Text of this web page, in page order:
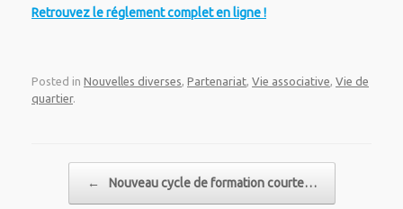
Retrouvez le réglement complet en ligne !
Posted in Nouvelles diverses Partenariat Vie associative Vie de
quartier.
← Nouveau cycle de formation courte…